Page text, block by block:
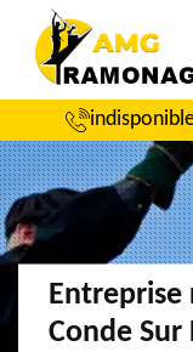
Conde Sur